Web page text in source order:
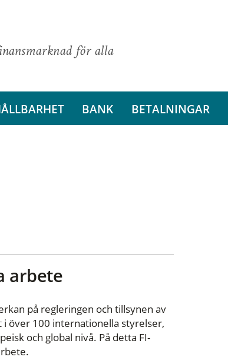
för alla
BANK BETALNINGAR
arbete
på regleringen och tillsynen av
över 100 internationella styrelser,
och global nivå. På detta FI-